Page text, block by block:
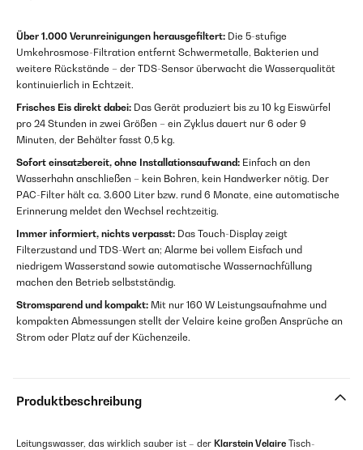
Über 1.000 Verunreinigungen herausgefiltert: Die 5-stufige
Umkehrosmose-Filtration entfernt Schwermetalle, Bakterien und
weitere Rückstände – der TDS-Sensor überwacht die Wasserqualität
kontinuierlich in Echtzeit.
Frisches Eis direkt dabei: Das Gerät produziert bis zu 10 kg Eiswürfel
pro 24 Stunden in zwei Größen – ein Zyklus dauert nur 6 oder 9
Minuten, der Behälter fasst 0,5 kg.
Sofort einsatzbereit, ohne Installationsaufwand: Einfach an den
Wasserhahn anschließen – kein Bohren, kein Handwerker nötig. Der
PAC-Filter hält ca. 3.600 Liter bzw. rund 6 Monate, eine automatische
Erinnerung meldet den Wechsel rechtzeitig.
Immer informiert, nichts verpasst: Das Touch-Display zeigt
Filterzustand und TDS-Wert an; Alarme bei vollem Eisfach und
niedrigem Wasserstand sowie automatische Wassernachfüllung
machen den Betrieb selbstständig.
Stromsparend und kompakt: Mit nur 160 W Leistungsaufnahme und
kompakten Abmessungen stellt der Velaire keine großen Ansprüche an
Strom oder Platz auf der Küchenzeile.
Produktbeschreibung
Leitungswasser, das wirklich sauber ist – der Klarstein Velaire Tisch-